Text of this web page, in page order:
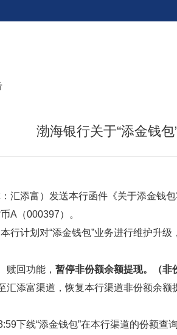
渤海银行关于“添金钱
汇添富）发送本行函件《关于添金钱
A （000397）。
行计划对“添金钱包”业务进行维护升级
赎回功能，暂停非份额余额提现。（非
汇添富渠道，恢复本行渠道非份额余额
下线“添金钱包”在本行渠道的份额查